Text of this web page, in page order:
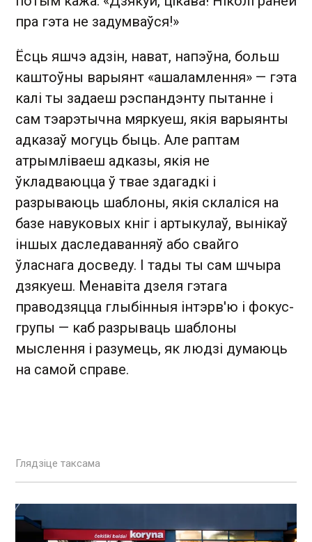
пра гэта не задумваўся!»
Ёсць яшчэ адзін, нават, напэўна, больш
каштоўны варыянт «ашаламлення» — гэта
калі ты задаеш рэспандэнту пытанне і
сам тэарэтычна мяркуеш, якія варыянты
адказаў могуць быць. Але раптам
атрымліваеш адказы, якія не
ўкладваюцца ў твае здагадкі і
разрываюць шаблоны, якія склаліся на
базе навуковых кніг і артыкулаў, вынікаў
іншых даследаванняў або свайго
ўласнага досведу. І тады ты сам шчыра
дзякуеш. Менавіта дзеля гэтага
праводзяцца глыбінныя інтэрв'ю і фокус-
групы — каб разрываць шаблоны
мыслення і разумець, як людзі думаюць
на самой справе.
Глядзіце таксама